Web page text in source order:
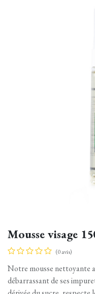
Mousse visage
(0 avis)
Notre mousse nettoyante
débarrassant de ses